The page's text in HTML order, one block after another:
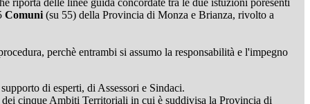
delle linee guida concordate tra le due istuzioni poresenti
Comuni (su 55) della Provincia di Monza e Brianza, rivolto a
perchè entrambi si assumo la responsabilità e l'impegno
di esperti, di Assessori e Sindaci.
cinque Ambiti Territoriali in cui è suddivisa la Provincia di